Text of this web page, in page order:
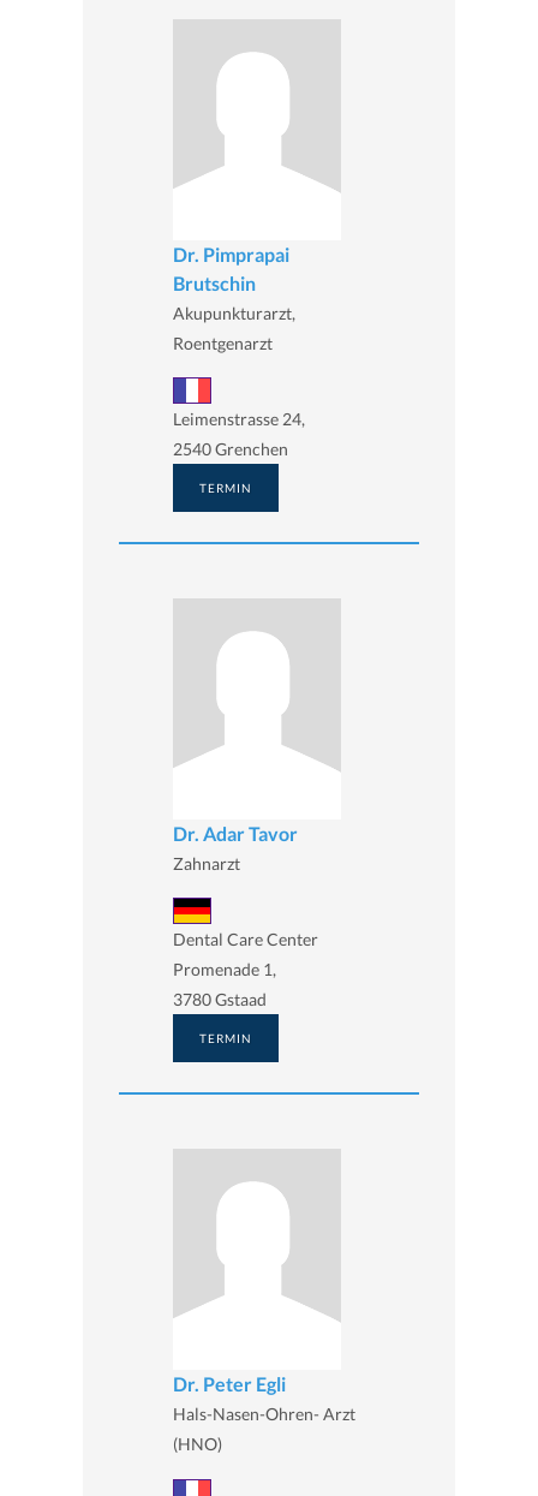
Dr. Pimprapai
Brutschin
Akupunkturarzt,
Roentgenarzt
Leimenstrasse 24,
2540 Grenchen
TERMIN
Dr. Adar Tavor
Zahnarzt
Dental Care Center
Promenade 1,
3780 Gstaad
TERMIN
Dr. Peter Egli
Hals-Nasen-Ohren- Arzt
(HNO)